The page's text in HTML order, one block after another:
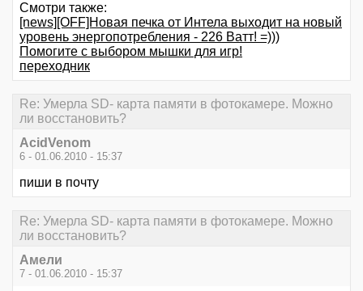
Смотри также:
[news][OFF]Новая печка от Интела выходит на новый
уровень энергопотребления - 226 Ватт! =)))
Помогите с выбором мышки для игр!
переходник
Re: Умерла SD- карта памяти в фотокамере. Можно
ли восстановить?
AcidVenom
6 - 01.06.2010 - 15:37
пиши в почту
Re: Умерла SD- карта памяти в фотокамере. Можно
ли восстановить?
Амели
7 - 01.06.2010 - 15:37